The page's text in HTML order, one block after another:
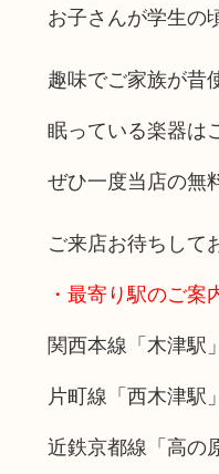
お子さんが学生の
趣味でご家族が昔
眠っている楽器は
ぜひ一度当店の無
ご来店お待ちして
・最寄り駅のご案
関西本線「木津駅
片町線「西木津駅」
近鉄京都線「高の